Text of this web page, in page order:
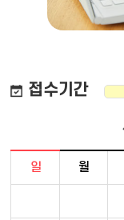
접수기간
일 월